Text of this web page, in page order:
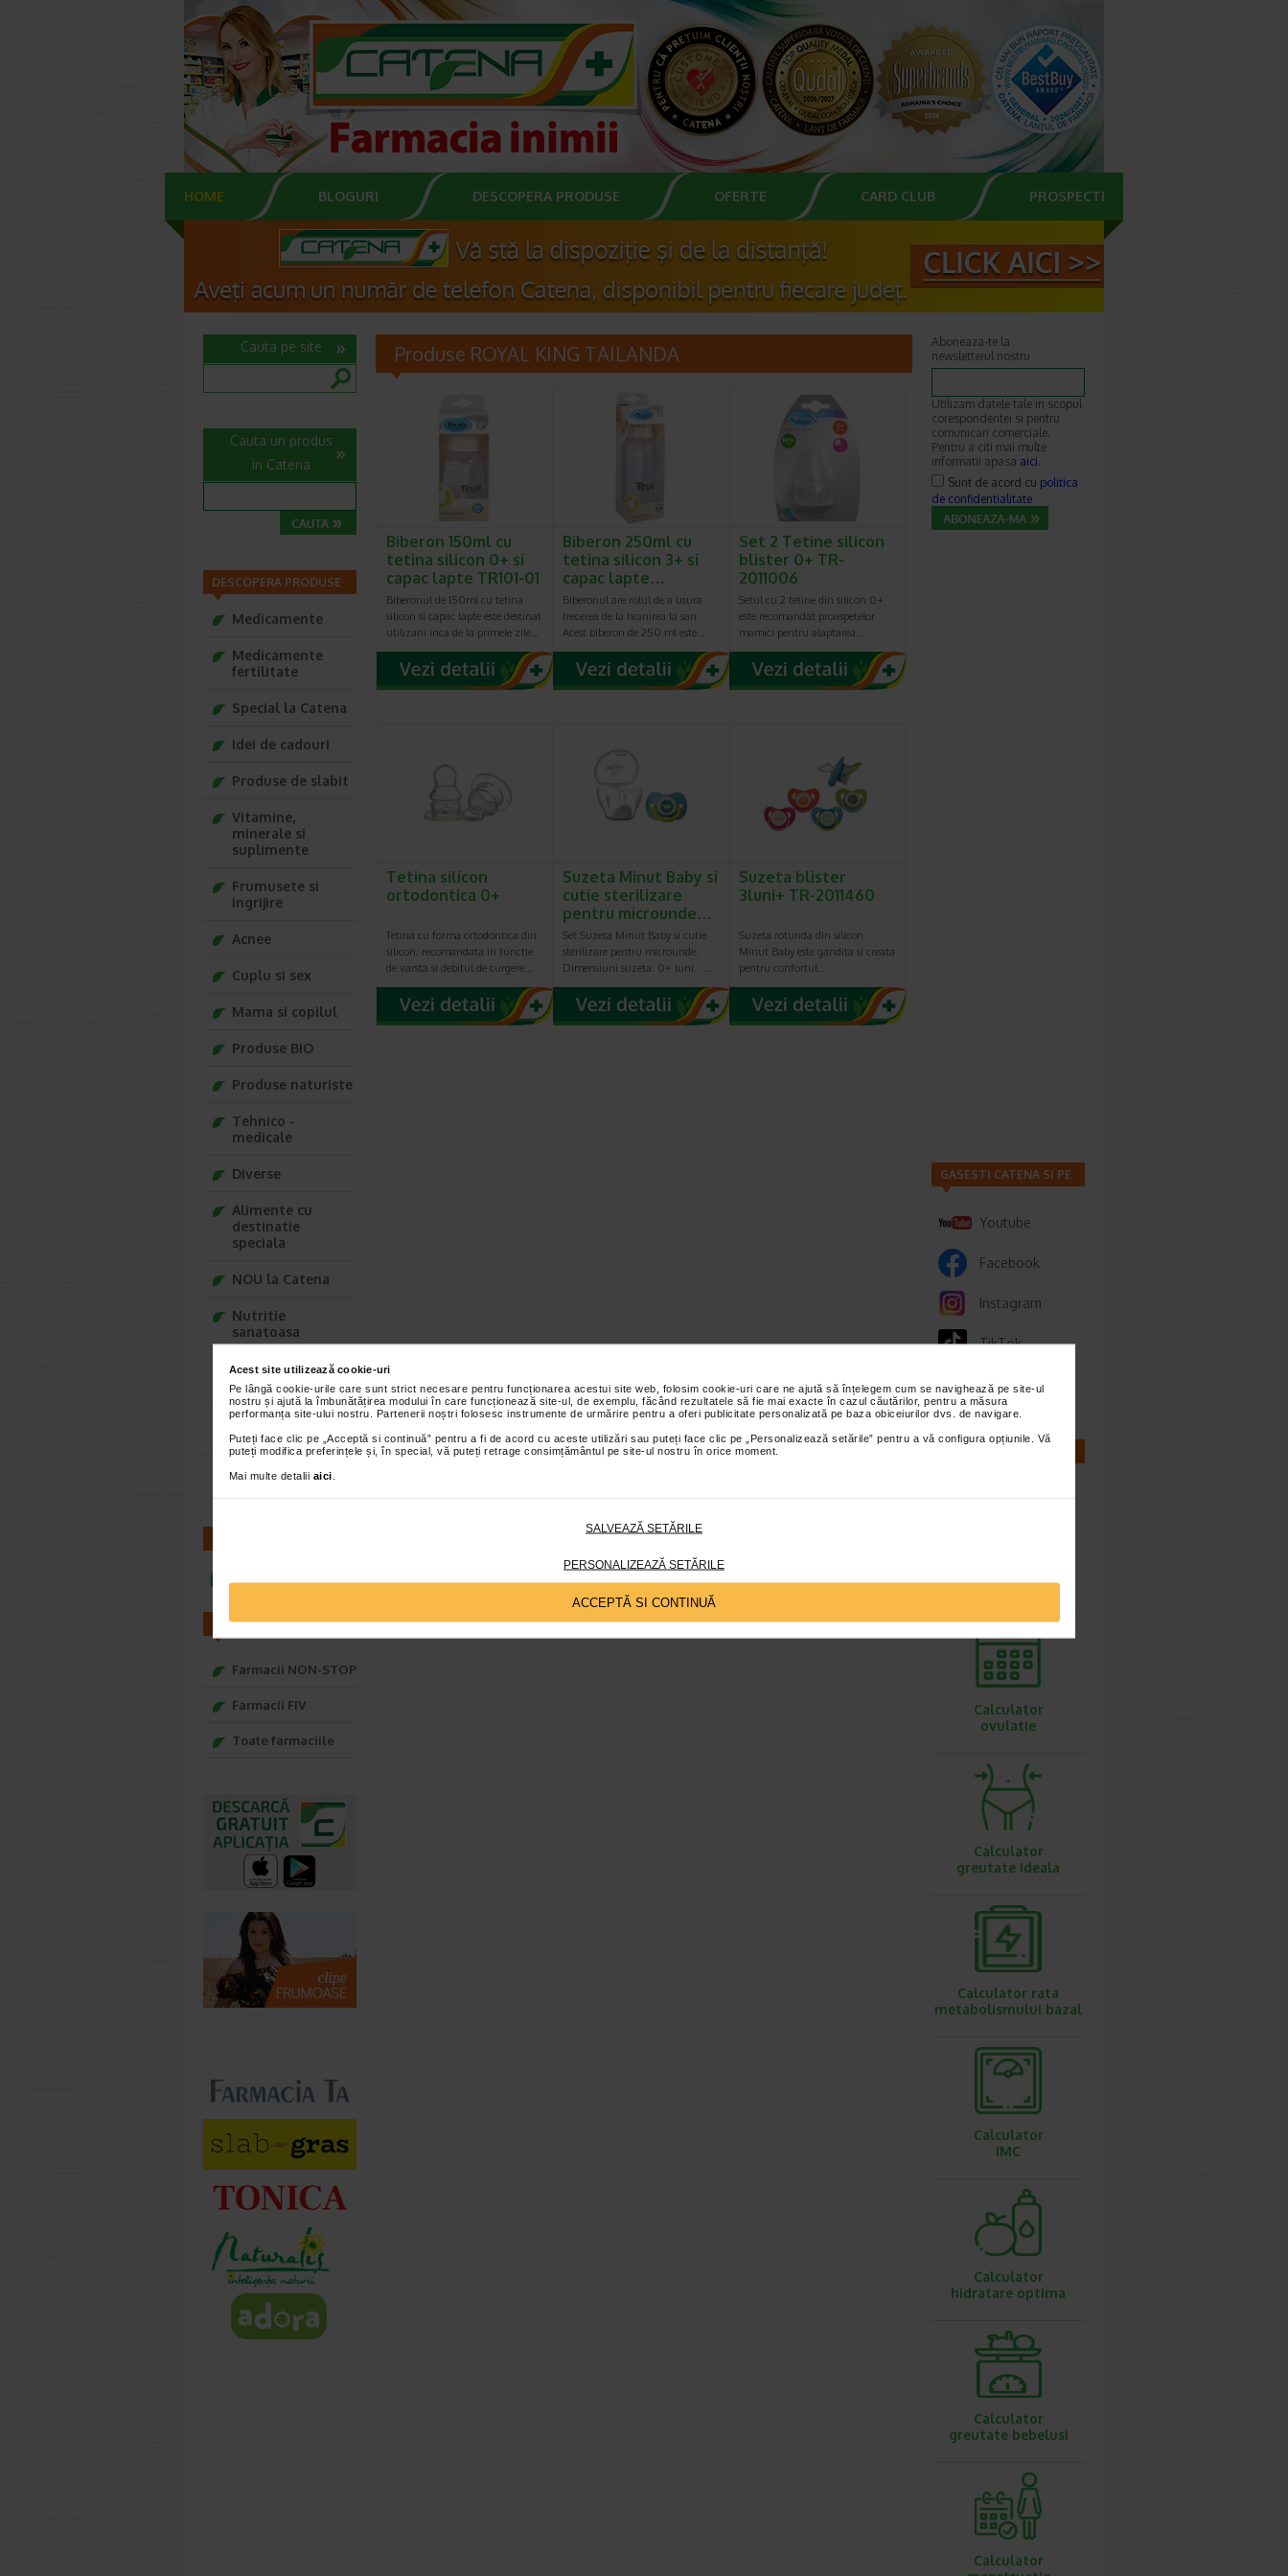
Acest site utilizează cookie-uri
Pe lângă cookie-urile care sunt strict necesare pentru funcționarea acestui site web, folosim cookie-uri care ne ajută să înțelegem cum se navighează pe site-ul
nostru și ajută la îmbunătățirea modului în care funcționează site-ul, de exemplu, făcând rezultatele să fie mai exacte în cazul căutărilor, pentru a măsura
performanța site-ului nostru. Partenerii noștri folosesc instrumente de urmărire pentru a oferi publicitate personalizată pe baza obiceiurilor dvs. de navigare.
Puteți face clic pe „Acceptă si continuă” pentru a fi de acord cu aceste utilizări sau puteți face clic pe „Personalizează setările” pentru a vă configura opțiunile. Vă
puteți modifica preferințele și, în special, vă puteți retrage consimțământul pe site-ul nostru în orice moment.
Mai multe detalii aici
SALVEAZĂ SETĂRILE
PERSONALIZEAZĂ SETĂRILE
ACCEPTĂ SI CONTINUĂ
HOME BLOGURI DESCOPERA PRODUSE OFERTE CARD CLUB PROSPECTE
Produse ROYAL KING TAILANDA
Biberon 150ml cu
tetina silicon 0+ si
capac lapte TR101-01
Biberonul de 150ml cu tetina
silicon si capac lapte este destinat
utilizarii inca de la primele zile…
Biberon 250ml cu
tetina silicon 3+ si
capac lapte…
Biberonul are rolul de a usura
trecerea de la hranirea la san.
Acest biberon de 250 ml este…
Set 2 Tetine silicon
blister 0+ TR-
2011006
Setul cu 2 tetine din silicon 0+
este recomandat proaspetelor
mamici pentru alaptarea…
Tetina silicon
ortodontica 0+
Tetina cu forma ortodontica din
silicon, recomandata in functie
de varsta si debitul de curgere…
Suzeta Minut Baby si
cutie sterilizare
pentru microunde…
Set Suzeta Minut Baby si cutie
sterilizare pentru microunde.
Dimensiuni suzeta: 0+ luni. …
Suzeta blister
3luni+ TR-2011460
Suzeta rotunda din silicon
Minut Baby este gandita si creata
pentru confortul…
Cauta pe site
Cauta un produs
in Catena
DESCOPERA PRODUSE
Medicamente
Medicamente
fertilitate
Special la Catena
Idei de cadouri
Produse de slabit
Vitamine,
minerale si
suplimente
Frumusete si
ingrijire
Acnee
Cuplu si sex
Mama si copilul
Produse BIO
Produse naturiste
Tehnico -
medicale
Diverse
Alimente cu
destinatie
speciala
NOU la Catena
Nutritie
sanatoasa
Ce Oftapic ti se
potriveste
Adora – Adorabili
din prima clipa
Seturi cadou
infoline@catena.ro
FARMACII
Farmacii NON-STOP
Farmacii FIV
Toate farmaciile
Aboneaza-te la
newsletterul nostru
Utilizam datele tale in scopul
corespondentei si pentru
comunicari comerciale.
Pentru a citi mai multe
informatii apasa aici.
Sunt de acord cu politica
de confidentialitate
GASESTI CATENA SI PE
Youtube
Facebook
Instagram
TikTok
Whatsapp
sarcina
Calculator
ovulatie
Calculator
greutate ideala
Calculator rata
metabolismului bazal
Calculator
IMC
Calculator
hidratare optima
Calculator
greutate bebelusi
Calculator